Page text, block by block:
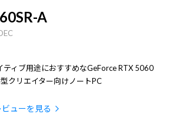
A
ィブ用途におすすめなGeForce RTX 5060
クリエイター向けノートPC
ビューを見る